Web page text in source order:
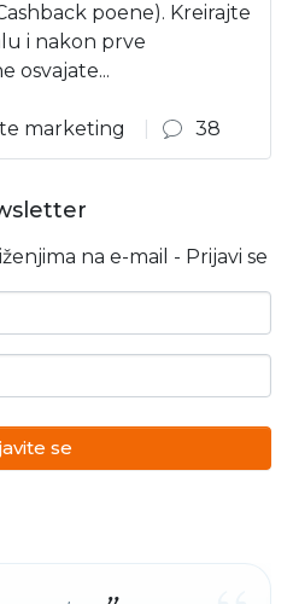
poene). Kreirajte
i nakon prve
osvajate...
marketing
38
na e-mail - Prijavi se
se